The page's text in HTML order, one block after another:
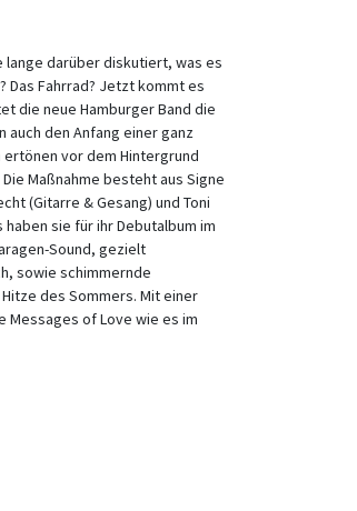
lange darüber diskutiert, was es
Das Fahrrad? Jetzt kommt es
die neue Hamburger Band die
auch den Anfang einer ganz
ertönen vor dem Hintergrund
Maßnahme besteht aus Signe
(Gitarre & Gesang) und Toni
sie für ihr Debutalbum im
Sound, gezielt
sowie schimmernde
des Sommers. Mit einer
Messages of Love wie es im